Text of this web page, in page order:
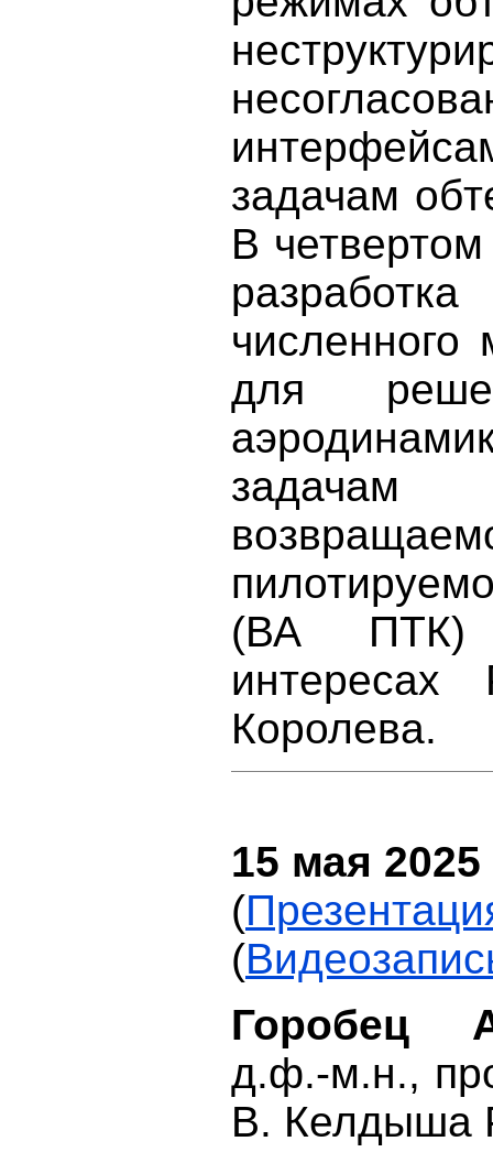
задачам
В
численного
для
задачам
(ВА ПТК)
Королева.
15 мая 2025
(
(
Горобец
д.ф.-м.н.,
В. Келдыша